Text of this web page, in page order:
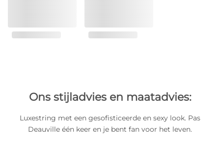
Ons stijladvies en maatadvies:
Luxestring met een gesofisticeerde en sexy look. Pas
Deauville één keer en je bent fan voor het leven.